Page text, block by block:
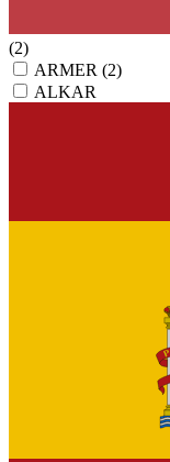
(2)
ARMER (2)
ALKAR